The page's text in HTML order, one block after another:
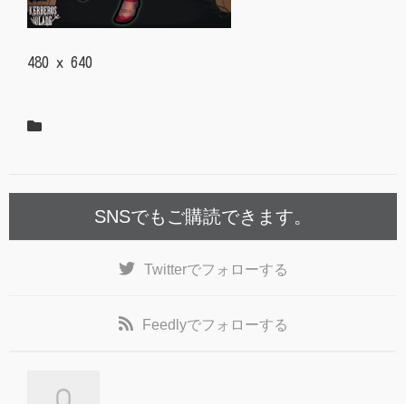
480 x 640
SNSでもご購読できます。
Twitterでフォローする
Feedlyでフォローする